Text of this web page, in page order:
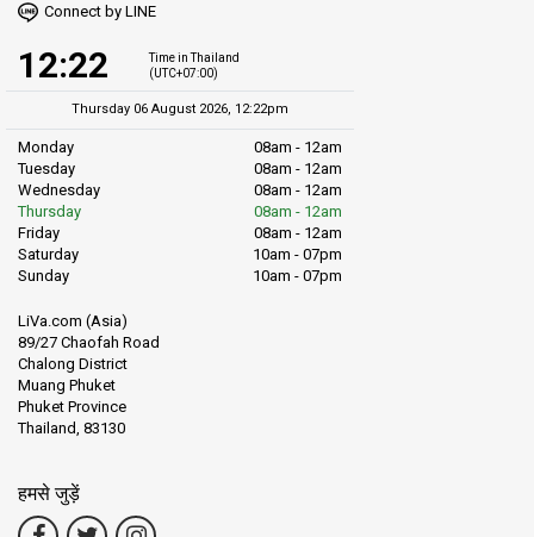
Connect by LINE
12:22
Time in Thailand
(UTC+07:00)
Thursday 06 August 2026, 12:22pm
Monday
08am - 12am
Tuesday
08am - 12am
Wednesday
08am - 12am
Thursday
08am - 12am
Friday
08am - 12am
Saturday
10am - 07pm
Sunday
10am - 07pm
LiVa.com (Asia)
89/27 Chaofah Road
Chalong District
Muang Phuket
Phuket Province
Thailand, 83130
हमसे जुड़ें